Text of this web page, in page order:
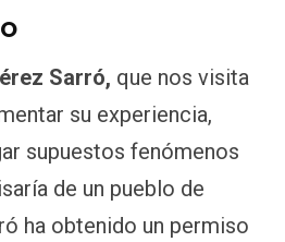
Sarró, que nos visita
su experiencia,
supuestos fenómenos
de un pueblo de
ha obtenido un permiso